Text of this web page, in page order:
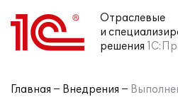
Отраслевые
и
решения
Главная Внедрения